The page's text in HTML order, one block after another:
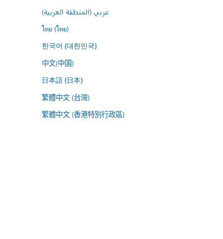
عربي (المنطقة العربية)
ไทย (ไทย)
한국어 (대한민국)
中文(中国)
日本語 (日本)
繁體中文 (台灣)
繁體中文 (香港特別行政區)